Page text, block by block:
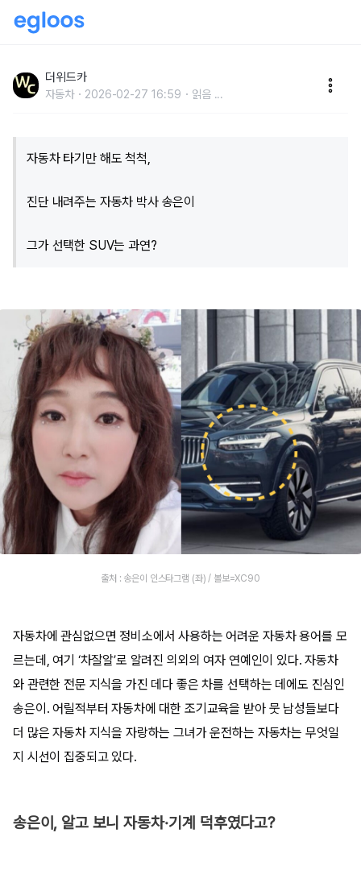
조기교육 제대로 받은 그녀의 자동차는? - 위드카뉴스
더위드카
자동차 2026-02-27 16:59 읽음 ...
자동차 타기만 해도 척척,
진단 내려주는 자동차 박사 송은이
그가 선택한 SUV는 과연?
출처 : 송은이 인스타그램 (좌) / 볼보=XC90
자동차에 관심없으면 정비소에서 사용하는 어려운 자동차 용어를 모
르는데, 여기 ‘차잘알’로 알려진 의외의 여자 연예인이 있다. 자동차
와 관련한 전문 지식을 가진 데다 좋은 차를 선택하는 데에도 진심인
송은이. 어릴적부터 자동차에 대한 조기교육을 받아 뭇 남성들보다
더 많은 자동차 지식을 자랑하는 그녀가 운전하는 자동차는 무엇일
지 시선이 집중되고 있다.
송은이, 알고 보니 자동차·기계 덕후였다고?